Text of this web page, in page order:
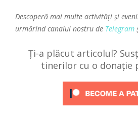
Descoperă mai multe activități și
urmărind canalul nostru de Telegram
Ți-a plăcut articolul?
tinerilor cu o donație